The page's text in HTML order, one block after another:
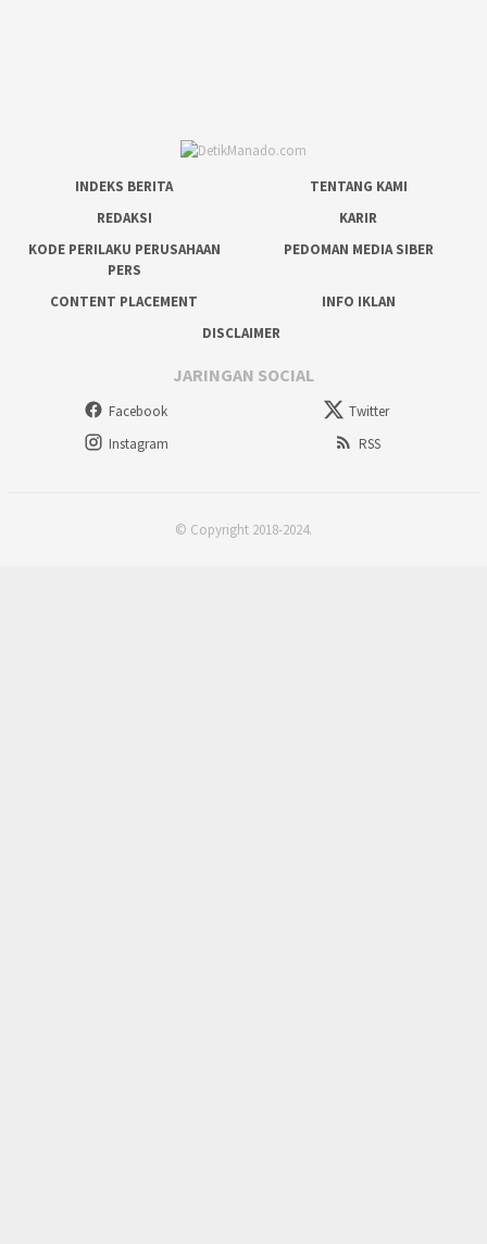
INDEKS BERITA
TENTANG KAMI
REDAKSI
KARIR
KODE PERILAKU PERUSAHAAN
PERS
PEDOMAN MEDIA SIBER
CONTENT PLACEMENT
INFO IKLAN
DISCLAIMER
JARINGAN SOCIAL
Facebook
Twitter
Instagram
RSS
© Copyright 2018-2024.